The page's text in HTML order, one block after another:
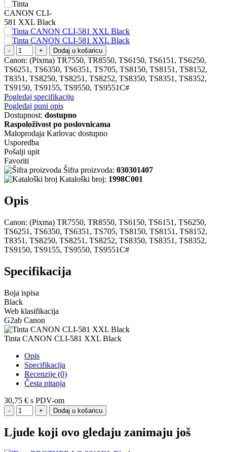
Dodaj u košaricu
Canon: (Pixma) TR7550, TR8550, TS6150, TS6151, TS6250,
TS6251, TS6350, TS6351, TS705, TS8150, TS8151, TS8152,
T8351, TS8250, TS8251, TS8252, TS8350, TS8351, TS8352,
TS9150, TS9155, TS9550, TS9551C#
Pogledaj specifikaciju
Pogledaj puni opis
Dostupnost: dostupno
Raspoloživost po poslovnicama
Maloprodaja Karlovac dostupno
Usporedba
Pošalji upit
Favoriti
Šifra proizvoda: 030301407
Kataloški broj: 1998C001
Opis
Canon: (Pixma) TR7550, TR8550, TS6150, TS6151, TS6250,
TS6251, TS6350, TS6351, TS705, TS8150, TS8151, TS8152,
T8351, TS8250, TS8251, TS8252, TS8350, TS8351, TS8352,
TS9150, TS9155, TS9550, TS9551C#
Specifikacija
Boja ispisa
Black
Web klasifikacija
G2ab Canon
Tinta CANON CLI-581 XXL Black
Opis
Specifikacija
Recenzije (0)
Česta pitanja
30,75 € s PDV-om
Dodaj u košaricu
Ljude koji ovo gledaju zanimaju još